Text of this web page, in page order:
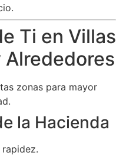
Ti en Villas
Alrededores
zonas para mayor
la Hacienda